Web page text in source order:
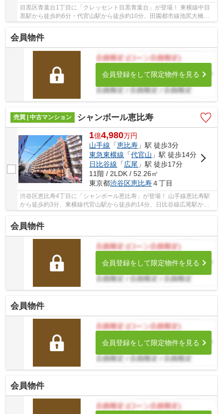
目黒区青葉台1丁目に「クレッセント目黒青葉台」が登場！ 東横線中目
黒駅から徒歩約6分・代官山駅から徒歩約10分、田園都市線池尻大橋駅
会員物件
会員登録をして限定物件を見る
売買 | 中古マンション シャンボール恵比寿
1億4,980万円
山手線 「恵比寿 」駅 徒歩3分
東急東横線 「代官山 」駅 徒歩14分
日比谷線 「広尾 」駅 徒歩17分
11階 / 2LDK / 52.26㎡
東京都渋谷区恵比寿４丁目
渋谷区恵比寿4丁目に「シャンボール恵比寿」が登場！ 山手線恵比寿駅
から徒歩約3分、東横線代官山駅から徒歩約14分、日比谷線広尾駅から
会員物件
会員登録をして限定物件を見る
会員物件
会員登録をして限定物件を見る
会員物件